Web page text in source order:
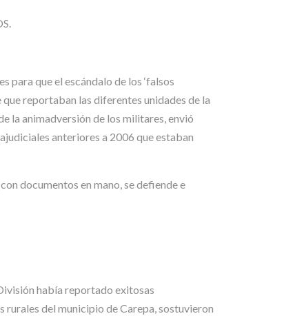
para que el escándalo de los ‘falsos
reportaban las diferentes unidades de la
la animadversión de los militares, envió
anteriores a 2006 que estaban
documentos en mano, se defiende e
había reportado exitosas
del municipio de Carepa, sostuvieron